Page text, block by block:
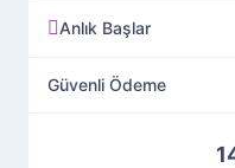
Anlık Başlar
Güvenli Ödeme